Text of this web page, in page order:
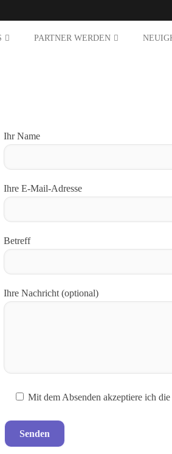
PARTNER WERDEN
Ihr Name
Ihre E-Mail-Adresse
Betreff
Ihre Nachricht (optional)
Mit dem Absenden akzeptiere ich